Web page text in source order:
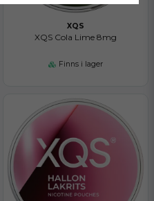
XQS
XQS Cola Lime 8mg
Finns i lager